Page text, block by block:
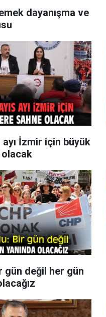
dayanışma ve
İzmir için büyük
gün değil her gün